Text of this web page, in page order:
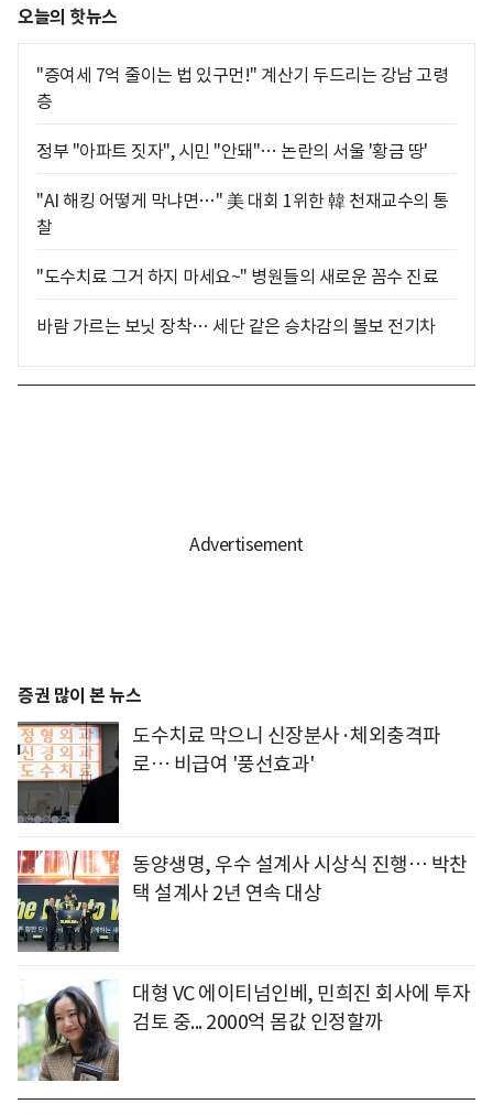
오늘의 핫뉴스
"증여세 7억 줄이는 법 있구먼!" 계산기 두드리는 강남 고령
층
정부 "아파트 짓자", 시민 "안돼"… 논란의 서울 '황금 땅'
"AI 해킹 어떻게 막냐면…" 美 대회 1위한 韓 천재교수의 통
찰
"도수치료 그거 하지 마세요~" 병원들의 새로운 꼼수 진료
바람 가르는 보닛 장착… 세단 같은 승차감의 볼보 전기차
증권 많이 본 뉴스
도수치료 막으니 신장분사·체외충격파
로… 비급여 '풍선효과'
동양생명, 우수 설계사 시상식 진행… 박찬
택 설계사 2년 연속 대상
대형 VC 에이티넘인베, 민희진 회사에 투자
검토 중... 2000억 몸값 인정할까